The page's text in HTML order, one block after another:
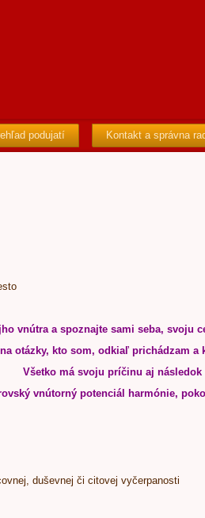
podujatí Kontakt a správna
vnútra a spoznajte sami seba, svoju
otázky, kto som, odkiaľ prichádzam a
Všetko má svoju príčinu aj následok
vnútorný potenciál harmónie,
duševnej či citovej vyčerpanosti